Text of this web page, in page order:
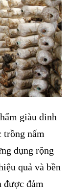
giàu dinh
trồng nấm
dụng rộng
quả và bền
đảm